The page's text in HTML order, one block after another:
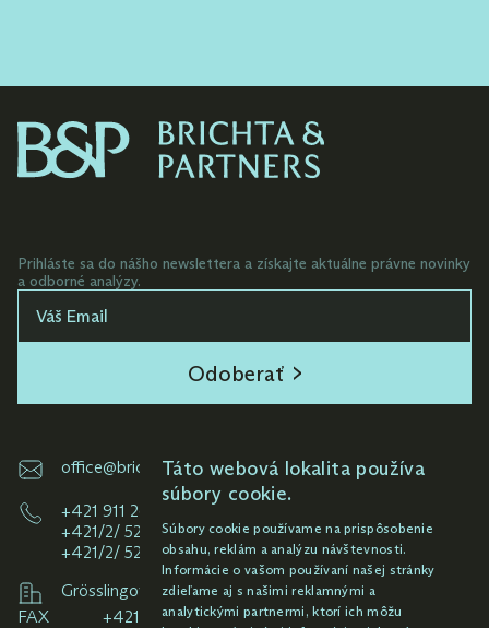
Prihláste sa do nášho newslettera a získajte aktuálne právne novinky
a odborné analýzy.
Odoberať
office@brichta.sk
+421 911 261 145
+421/2/ 52 92 33 49
+421/2/ 52 92 38 59
Grösslingová 6-8, 811 09 Bratislava
FAX
Táto webová lokalita používa
súbory cookie.
Súbory cookie používame na prispôsobenie
obsahu, reklám a analýzu návštevnosti.
Informácie o vašom používaní našej stránky
zdieľame aj s našimi reklamnými a
analytickými partnermi, ktorí ich môžu